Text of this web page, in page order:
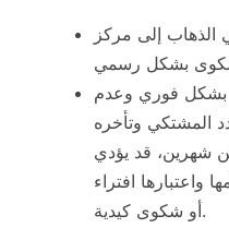
الذهاب إلى مركز
بشكل فوري وعدم
المشتكي وتأخره
شهرين، قد يؤدي
واعتبارها افتراء
أو شكوى كيدية.